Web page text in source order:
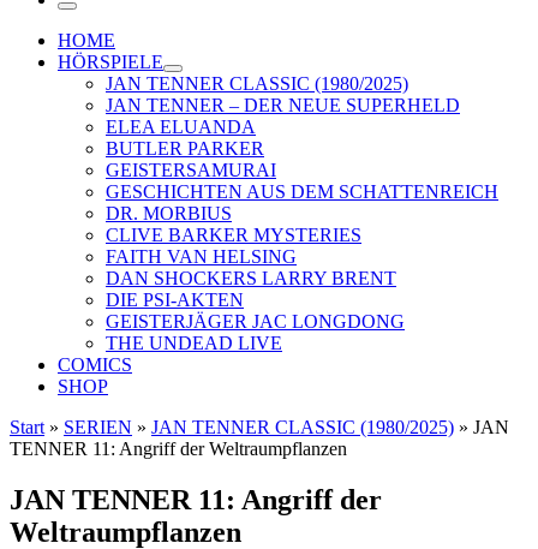
Menü
HOME
HÖRSPIELE
JAN TENNER CLASSIC (1980/2025)
JAN TENNER – DER NEUE SUPERHELD
ELEA ELUANDA
BUTLER PARKER
GEISTERSAMURAI
GESCHICHTEN AUS DEM SCHATTENREICH
DR. MORBIUS
CLIVE BARKER MYSTERIES
FAITH VAN HELSING
DAN SHOCKERS LARRY BRENT
DIE PSI-AKTEN
GEISTERJÄGER JAC LONGDONG
THE UNDEAD LIVE
COMICS
SHOP
Start » SERIEN » JAN TENNER CLASSIC (1980/2025) » JAN
TENNER 11: Angriff der Weltraumpflanzen
JAN TENNER 11: Angriff der
Weltraumpflanzen